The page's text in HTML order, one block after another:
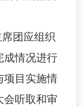
团应组织
成情况进行
项目实施情
会听取和审